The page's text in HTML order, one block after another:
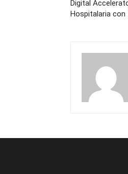
Digital
Hospitalaria